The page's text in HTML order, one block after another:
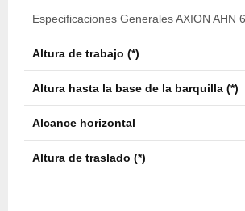
Especificaciones Generales AXION AHN
Altura de trabajo (*)
Altura hasta la base de la barquilla (*)
Alcance horizontal
Altura de traslado (*)